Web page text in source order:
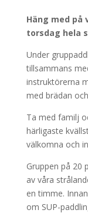
Häng med på
torsdag hela
Under
tillsammans
instruktörerna
med brädan
Ta med familj
härligaste
välkomna och
Gruppen på 20
av våra
en timme.
om SUP-